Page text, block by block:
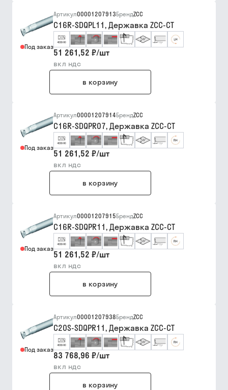
Под заказ
Артикул00001207913БрендZCC
C16R-SDQPL11, Державка ZCC-CT
51 261,52 ₽/шт
вкл ндс
в корзину
Под заказ
Артикул00001207914БрендZCC
C16R-SDQPR07, Державка ZCC-CT
51 261,52 ₽/шт
вкл ндс
в корзину
Под заказ
Артикул00001207915БрендZCC
C16R-SDQPR11, Державка ZCC-CT
51 261,52 ₽/шт
вкл ндс
в корзину
Под заказ
Артикул00001207938БрендZCC
C20S-SDQPR11, Державка ZCC-CT
83 768,96 ₽/шт
вкл ндс
в корзину